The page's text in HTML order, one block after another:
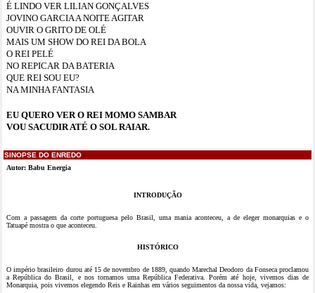
É LINDO VER LILIAN GONÇALVES
JOVINO GARCIA A NOITE AGITAR
OUVIR O GRITO DE OLÉ
MAIS UM SHOW DO REI DA BOLA
O REI PELÉ
NO REPICAR DA BATERIA
QUE REI SOU EU?
NA MINHA FANTASIA
EU QUERO VER O REI MOMO SAMBAR
VOU SACUDIR ATÉ O SOL RAIAR.
SINOPSE DO ENREDO
Autor: Babu Energia
INTRODUÇÃO
Com a passagem da corte portuguesa pelo Brasil, uma mania aconteceu, a de eleger monarquias e o
Tatuapé mostra o que aconteceu.
HISTÓRICO
O império brasileiro durou até 15 de novembro de 1889, quando Marechal Deodoro da Fonseca proclamou
a República do Brasil, e nos tornamos uma República Federativa. Porém até hoje, vivemos dias de
Monarquia, pois vivemos elegendo Reis e Rainhas em vários seguimentos da nossa vida, vejamos: